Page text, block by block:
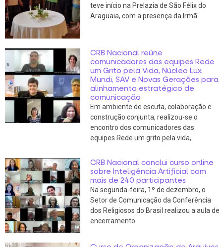
teve início na Prelazia de São Félix do
Araguaia, com a presença da Irmã
CRB Nacional reúne
comunicadores das equipes Rede
um Grito pela Vida, Núcleo Lux
Mundi, SAV e Novas Gerações para
alinhamento estratégico de
comunicação
Em ambiente de escuta, colaboração e
construção conjunta, realizou-se o
encontro dos comunicadores das
equipes Rede um grito pela vida,
CRB Nacional conclui curso online
sobre Inteligência Artificial com
mais de 240 participantes
Na segunda-feira, 1º de dezembro, o
Setor de Comunicação da Conferência
dos Religiosos do Brasil realizou a aula de
encerramento